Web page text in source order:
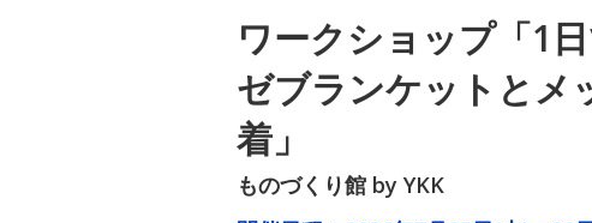
ワークショップ「1
ゼブランケットとメ
着」
ものづくり館 by YKK